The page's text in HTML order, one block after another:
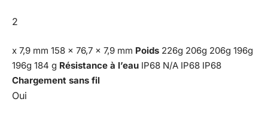
2
x 7,9 mm 158 x 76,7 x 7,9 mm Poids 226g 206g 206g 196g
196g 184 g Résistance à l’eau IP68 N/A IP68 IP68
Chargement sans fil
Oui